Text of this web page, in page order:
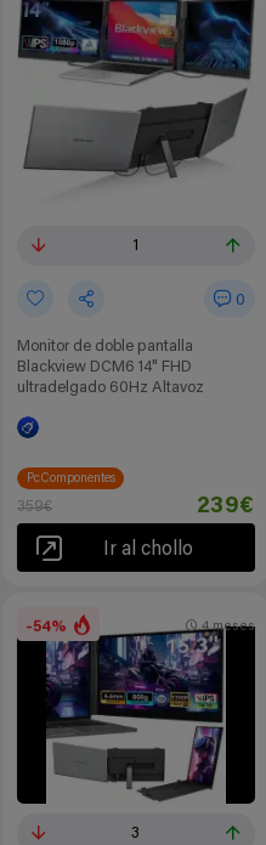
1
0
Monitor de doble pantalla
Blackview DCM6 14" FHD
ultradelgado 60Hz Altavoz
PcComponentes
359€ 239€
Ir al chollo
-54%
3
4 meses